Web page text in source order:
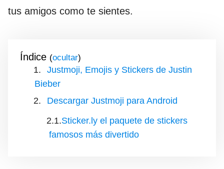
tus amigos como te sientes.
Índice ( )
Justmoji, Emojis y Stickers de Justin
Bieber
Descargar Justmoji para Android
Sticker.ly el paquete de stickers
famosos más divertido